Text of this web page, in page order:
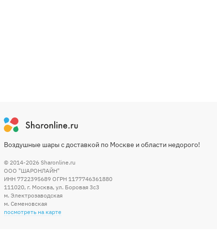
Воздушные шары с доставкой по Москве и области недорого!
© 2014-2026 Sharonline.ru
ООО "ШАРОНЛАЙН"
ИНН 7722395689 ОГРН 1177746361880
111020, г. Москва, ул. Боровая 3c3
м. Электрозаводская
м. Семеновская
посмотреть на карте